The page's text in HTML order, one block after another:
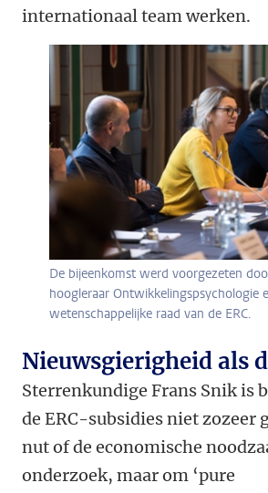
internationaal team werken.
De bijeenkomst werd voorgezeten
hoogleraar Ontwikkelingspsychologie
wetenschappelijke raad van de ERC.
Nieuwsgierigheid als
Sterrenkundige Frans Snik is
de ERC-subsidies niet zozeer
nut of de economische
onderzoek, maar om ‘pure